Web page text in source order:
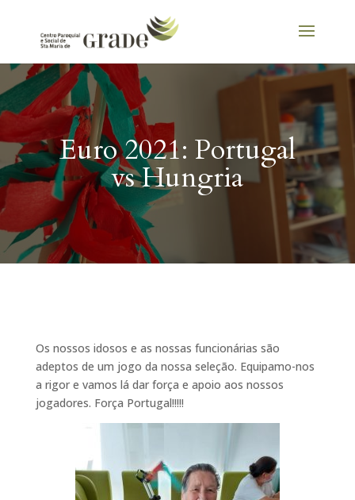
Euro 2021: Portugal
vs Hungria
Os nossos idosos e as nossas funcionárias são
adeptos de um jogo da nossa seleção. Equipamo-nos
a rigor e vamos lá dar força e apoio aos nossos
jogadores. Força Portugal!!!!!